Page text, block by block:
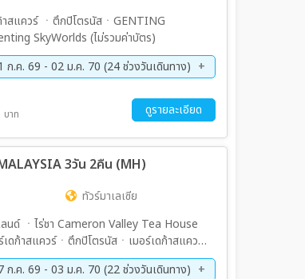
าสแควร์ ㆍตึกปิโตรนัสㆍGENTING
SkyWorlds (ไม่รวมค่าบัตร)
ก.ค. 69 - 02 ม.ค. 70 (24 ช่วงวันเดินทาง)
. 69
. 69
12 ก.ย. 69 - 14 ก.ย. 69
.ค. 69
23 ต.ค. 69 - 25 ต.ค. 69
.ย. 69
07 พ.ย. 69 - 09 พ.ย. 69
. 69
28 พ.ย. 69 - 30 พ.ย. 69
ค. 70 31 ธ.ค. 69 - 02 ม.ค. 70
บาท ดูรายละเอียด
3วัน 2คืน (MH)
ทัวร์มาเลเซีย
นด์ ㆍไร่ชา Cameron Valley Tea House
ดก้าสแควร์ㆍตึกปิโตรนัสㆍเมอร์เดก้าสแควร์
ก.ค. 69 - 03 ม.ค. 70 (22 ช่วงวันเดินทาง)